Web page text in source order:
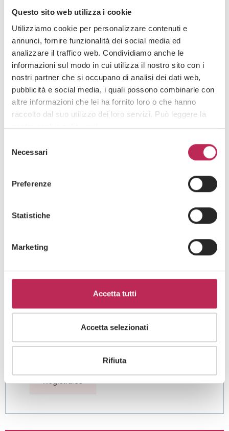
Questo sito web utilizza i cookie
Utilizziamo cookie per personalizzare contenuti e
annunci, fornire funzionalità dei social media ed
analizzare il traffico web. Condividiamo anche le
informazioni sul modo in cui utilizza il nostro sito con i
nostri partner che si occupano di analisi dei dati web,
pubblicità e social media, i quali possono combinarle con
altre informazioni che lei ha fornito loro o che hanno
raccolto dal suo utilizzo dei loro servizi. Può leggere la
nostra cookie policyqui.
Attenzione: chiudendo questo banner, cliccando in
un’area sottostante o accedendo ad un’altra pagina del
delNecessari
Preferenze
Statistiche
Marketing
Accetta tutti
Accetta selezionati
Rifiuta
Cliccando su "iscriviti" dichiari di aver preso visione
dell'informativa della privacy
NewsEnergías Renovables, Energía y Recursos Naturales
28 de noviembre de 2024
The new digital platform for submitting
authorization applications for renewable energy
plants